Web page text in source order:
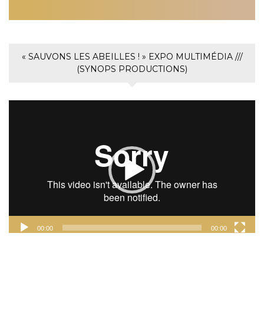
« SAUVONS LES ABEILLES ! » EXPO MULTIMÉDIA ///
(SYNOPS PRODUCTIONS)
00:00 00:00